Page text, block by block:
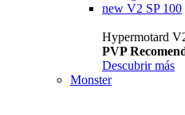
new V2 SP 100
Hypermotard
PVP
Descubrir más
Monster